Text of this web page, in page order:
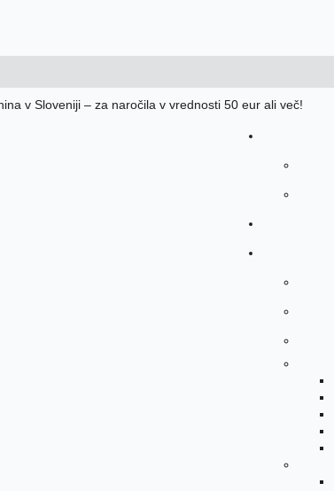
v Sloveniji – za naročila v vrednosti 50 eur ali več!